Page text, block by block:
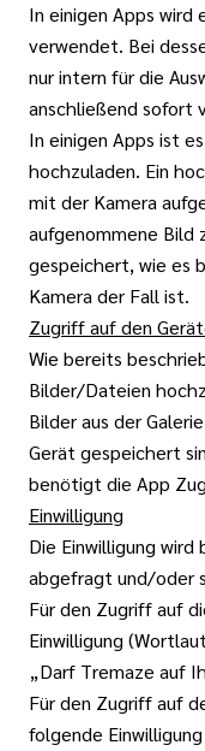
In einigen Apps wird
verwendet. Bei
nur intern für die
anschließend sofort
In einigen Apps ist
hochzuladen. Ein
mit der Kamera
aufgenommene Bild
gespeichert, wie es
Kamera der Fall ist.
Zugriff auf den
Wie bereits
Bilder/Dateien
Bilder aus der
Gerät gespeichert
benötigt die App
Einwilligung
Die Einwilligung
abgefragt und/oder
Für den Zugriff auf
Einwilligung
„Darf Tremaze auf
Für den Zugriff auf
folgende